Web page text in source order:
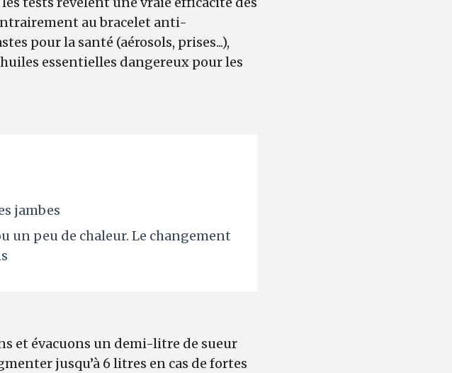
au bracelet anti-
pour la santé (aérosols, prises...),
essentielles dangereux pour les
jambes
un peu de chaleur. Le changement
et évacuons un demi-litre de sueur
jusqu’à 6 litres en cas de fortes